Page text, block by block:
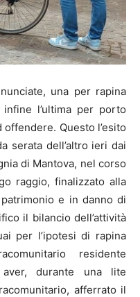
una per rapina
l’ultima per porto
Questo l’esito
serata dell’altro ieri dai
di Mantova, nel corso
raggio, finalizzato alla
e in danno di
il bilancio dell’attività
per l’ipotesi di rapina
residente
aver, durante una lite
afferrato il